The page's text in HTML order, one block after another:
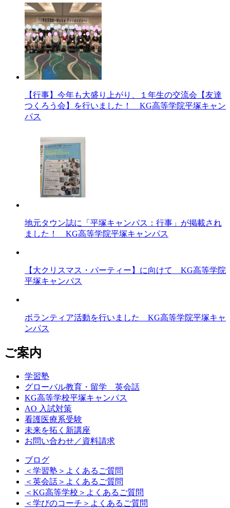
【行事】今年も大盛り上がり、１年生の交流会【友達
つくろう会】を行いました！ KG高等学院平塚キャン
パス
地元タウン誌に「平塚キャンパス：行事」が掲載され
ました！ KG高等学院平塚キャンパス
【大クリスマス・パーティー】に向けて KG高等学院
平塚キャンパス
ボランティア活動を行いました KG高等学院平塚キャ
ンパス
ご案内
学習塾
グローバル教育・留学 英会話
KG高等学校平塚キャンパス
AO 入試対策
看護医療系受験
未来を拓く新講座
お問い合わせ／資料請求
ブログ
＜学習塾＞よくあるご質問
＜英会話＞よくあるご質問
＜KG高等学校＞よくあるご質問
＜学びのコーチ＞よくあるご質問